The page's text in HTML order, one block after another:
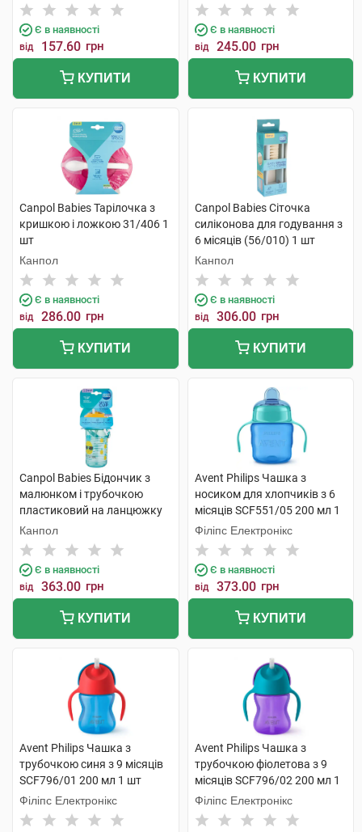
Продактс
Є в наявності
від 157.60 грн
КУПИТИ
Є в наявності
від 245.00 грн
КУПИТИ
Canpol Babies Тарілочка з
кришкою і ложкою 31/406 1
шт
Канпол
Є в наявності
від 286.00 грн
КУПИТИ
Canpol Babies Сіточка
силіконова для годування з
6 місяців (56/010) 1 шт
Канпол
Є в наявності
від 306.00 грн
КУПИТИ
Canpol Babies Бідончик з
малюнком і трубочкою
пластиковий на ланцюжку
4/102 1 шт
Канпол
Є в наявності
від 363.00 грн
КУПИТИ
Avent Philips Чашка з
носиком для хлопчиків з 6
місяців SCF551/05 200 мл 1
шт
Філіпс Електронікс
Є в наявності
від 373.00 грн
КУПИТИ
Avent Philips Чашка з
трубочкою синя з 9 місяців
SCF796/01 200 мл 1 шт
Філіпс Електронікс
Avent Philips Чашка з
трубочкою фіолетова з 9
місяців SCF796/02 200 мл 1
шт
Філіпс Електронікс